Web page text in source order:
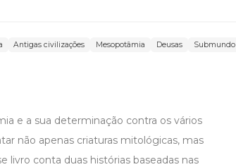
Antigas civilizações Mesopotâmia Deusas Submundo
e a sua determinação contra os vários
não apenas criaturas mitológicas, mas
livro conta duas histórias baseadas nas